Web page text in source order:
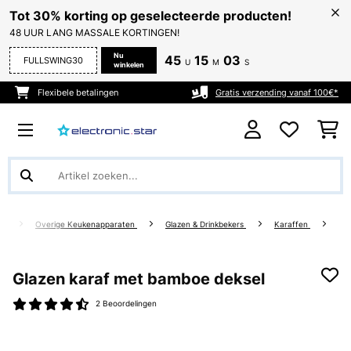
Tot 30% korting op geselecteerde producten!
48 UUR LANG MASSALE KORTINGEN!
FULLSWING30
Nu
winkelen
45 U 15 M 03 S
Flexibele betalingen Gratis verzending vanaf 100€*
Overige Keukenapparaten Glazen & Drinkbekers Karaffen
Glazen karaf met bamboe deksel
2 Beoordelingen